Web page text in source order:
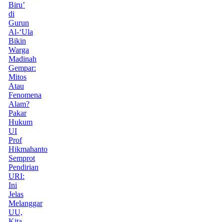
Biru’
di
Gurun
Al-‘Ula
Bikin
Warga
Madinah
Gempar:
Mitos
Atau
Fenomena
Alam?
Pakar
Hukum
UI
Prof
Hikmahanto
Semprot
Pendirian
URI:
Ini
Jelas
Melanggar
UU,